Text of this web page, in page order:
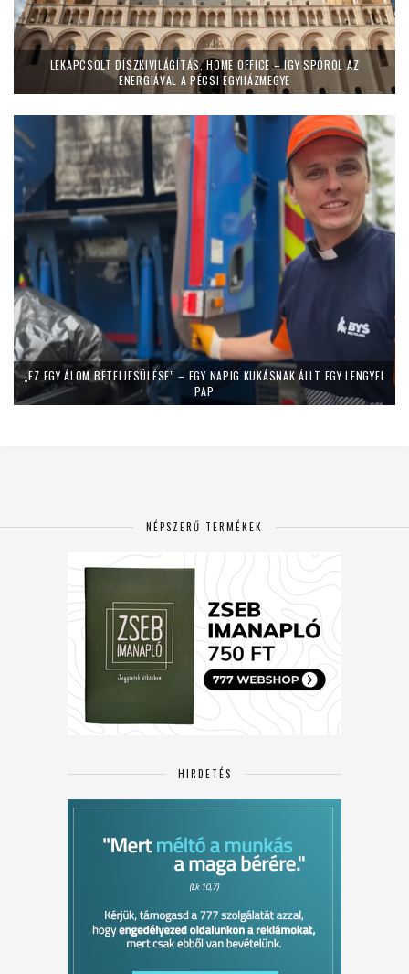
LEKAPCSOLT DÍSZKIVILÁGÍTÁS, HOME OFFICE – ÍGY SPÓROL AZ
ENERGIÁVAL A PÉCSI EGYHÁZMEGYE
„EZ EGY ÁLOM BETELJESÜLÉSE” – EGY NAPIG KUKÁSNAK ÁLLT EGY LENGYEL
PAP
NÉPSZERŰ TERMÉKEK
HIRDETÉS